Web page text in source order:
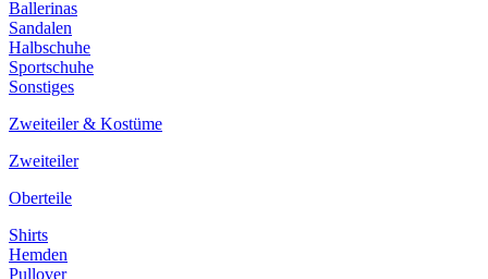
Ballerinas
Sandalen
Halbschuhe
Sportschuhe
Sonstiges
Zweiteiler & Kostüme
Zweiteiler
Oberteile
Shirts
Hemden
Pullover